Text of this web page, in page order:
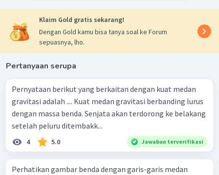
Klaim Gold gratis sekarang!
Dengan Gold kamu bisa tanya soal ke Forum
sepuasnya, lho.
Pertanyaan serupa
Pernyataan berikut yang berkaitan dengan kuat medan
gravitasi adalah .... Kuat medan gravitasi berbanding lurus
dengan massa benda. Senjata akan terdorong ke belakang
setelah peluru ditembakk...
4 5.0 Jawaban terverifikasi
Perhatikan gambar benda dengan garis-garis medan